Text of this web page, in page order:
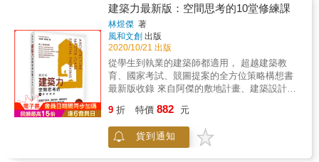
法宮則為一個集立法、司法和行政功能於一體
的建築。巴黎歌劇院——藝術表現別具一格，
集古希臘、古羅馬，以至義大利文藝復興各時
期風格之大成，難以用歷史上的任何建築風格
來簡單概括，自由奔放，不拘一格地按設計者
的想法來裝飾不同的立面。作者為資深建築
師，本書以歷史穿針引線，清楚扼要說明了法
國27座代表性建築物形成的時空背景與地理條
件，更深入分析這些建築物的結構特色與風
樣貌的照片，讓讀者可以透過閱讀欣賞法國經
典建築，理解這些建築成為人類寶貴文化遺產
受訪者的生活隱私，部分文章當中提到的人物
以化名的方式呈現。 【備註二】全書內容中英
對照，讓更多外國朋友得以透過故事認識寶藏
巖。
創，其中最具標的性的「合勤烏日共生宅」，
於本年度落成啟用，開始對外經營。規畫初期
的理想與概念，而今已落實為結合空間、服
務、生活與運作系統，其中可具體看到高齡住
宅系統如何在軟、硬體設施及整合各層面的規
畫巧思： ．在所有的公共空間與私人空間，均
做到完整的無障礙設計，讓高齡長者與身障者
可以自由而安全的移動。 ．以完善的空間架構
與硬體規畫作為支持，為入住長者提供豐富的
建構完整且開放的系統架構，讓高齡共生宅不
但可含納多元面貌，還可承載多樣化的服務。
合勤烏日共生宅融合「全空間無障礙設計」、
建築力最新版：空間思考的10堂修練課
林煜傑 著
風和文創 出版
2020/10/21 出版
從學生到執業的建築師都適用， 超越建築教
育、國家考試、競圖提案的全方位策略構想書
最新版收錄 來自阿傑的敷地計畫、建築設計題
其他行業的新秀都是20幾歲的年輕了； 唯獨建
築，40、50 歲了，還是個剛踏入的新鮮人， 這
一切都是因為建築師考試之困難。 & 考試是不
9 折 特價 882 元
貨到通知